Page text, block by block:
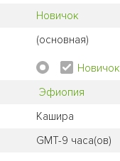
Новичок
(основная)
Новичок
Эфиопия
Кашира
GMT-9 часа(ов)